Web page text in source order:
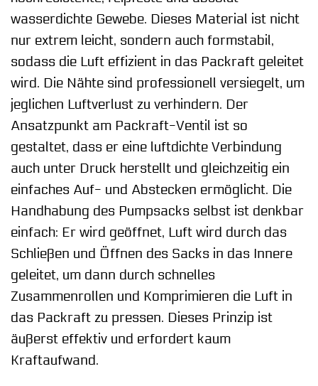
wasserdichte Gewebe. Dieses Material ist nicht
nur extrem leicht, sondern auch formstabil,
sodass die Luft effizient in das Packraft geleitet
wird. Die Nähte sind professionell versiegelt, um
jeglichen Luftverlust zu verhindern. Der
Ansatzpunkt am Packraft-Ventil ist so
gestaltet, dass er eine luftdichte Verbindung
auch unter Druck herstellt und gleichzeitig ein
einfaches Auf- und Abstecken ermöglicht. Die
Handhabung des Pumpsacks selbst ist denkbar
einfach: Er wird geöffnet, Luft wird durch das
Schließen und Öffnen des Sacks in das Innere
geleitet, um dann durch schnelles
Zusammenrollen und Komprimieren die Luft in
das Packraft zu pressen. Dieses Prinzip ist
äußerst effektiv und erfordert kaum
Kraftaufwand.